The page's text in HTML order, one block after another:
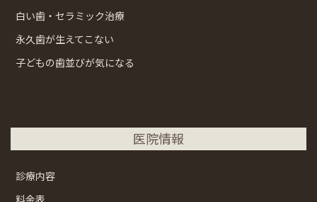
白い歯・セラミック治療
永久歯が生えてこない
子どもの歯並びが気になる
医院情報
診療内容
料金表